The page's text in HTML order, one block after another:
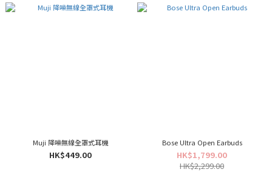
Muji 降噪無線全罩式耳機
HK$449.00
Bose Ultra Open Earbuds
HK$1,799.00
HK$2,299.00